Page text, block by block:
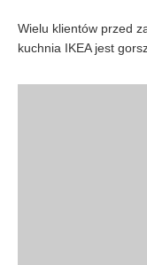
Wielu klientów przed
kuchnia IKEA jest